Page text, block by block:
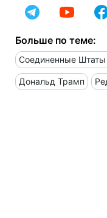
Больше по теме:
Соединенные
Дональд Трамп